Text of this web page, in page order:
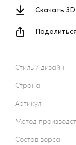
Стиль / дизайн
Страна
Артикул
Метод
Состав ворса
Скачать